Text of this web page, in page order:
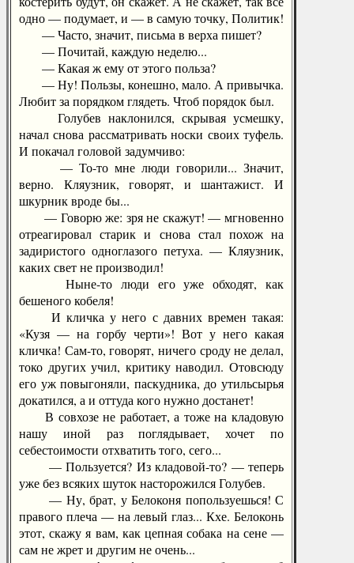
одно — подумает, и — в самую точку, Политик!
— Часто, значит, письма в верха пишет?
— Почитай, каждую неделю...
— Какая ж ему от этого польза?
— Ну! Пользы, конешно, мало. А привычка.
Любит за порядком глядеть. Чтоб порядок был.
Голубев наклонился, скрывая усмешку,
начал снова рассматривать носки своих туфель.
И покачал головой задумчиво:
— То-то мне люди говорили... Значит,
верно. Кляузник, говорят, и шантажист. И
шкурник вроде бы...
— Говорю же: зря не скажут! — мгновенно
отреагировал старик и снова стал похож на
задиристого одноглазого петуха. — Кляузник,
каких свет не производил!
Ныне-то люди его уже обходят, как
бешеного кобеля!
И кличка у него с давних времен такая:
«Кузя — на горбу черти»! Вот у него какая
кличка! Сам-то, говорят, ничего сроду не делал,
токо других учил, критику наводил. Отовсюду
его уж повыгоняли, паскудника, до утильсырья
докатился, а и оттуда кого нужно достанет!
В совхозе не работает, а тоже на кладовую
нашу иной раз поглядывает, хочет по
себестоимости отхватить того, сего...
— Пользуется? Из кладовой-то? — теперь
уже без всяких шуток насторожился Голубев.
— Ну, брат, у Белоконя попользуешься! С
правого плеча — на левый глаз... Кхе. Белоконь
этот, скажу я вам, как цепная собака на сене —
сам не жрет и другим не очень...